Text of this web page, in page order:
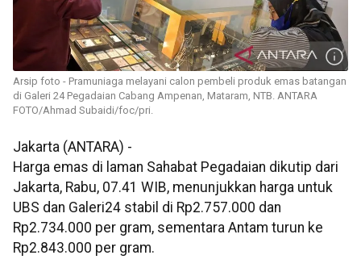
Arsip foto - Pramuniaga melayani calon pembeli produk emas batangan
di Galeri 24 Pegadaian Cabang Ampenan, Mataram, NTB. ANTARA
FOTO/Ahmad Subaidi/foc/pri.
Jakarta (ANTARA) -
Harga emas di laman Sahabat Pegadaian dikutip dari
Jakarta, Rabu, 07.41 WIB, menunjukkan harga untuk
UBS dan Galeri24 stabil di Rp2.757.000 dan
Rp2.734.000 per gram, sementara Antam turun ke
Rp2.843.000 per gram.